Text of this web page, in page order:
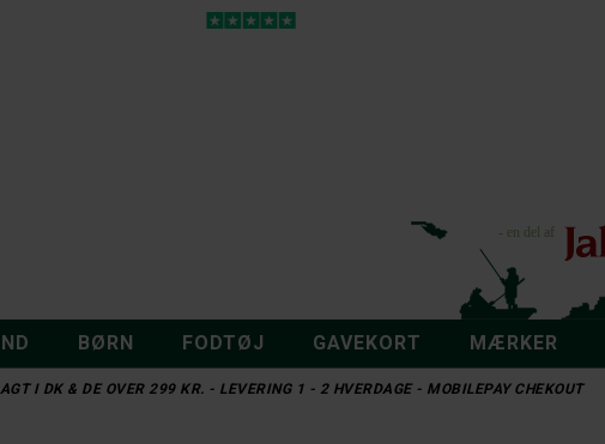
BØRN FODTØJ GAVEKORT MÆRKER
I DK & DE OVER 299 KR. - LEVERING 1 - 2 HVERDAGE - MOBILEPAY CHEKOUT